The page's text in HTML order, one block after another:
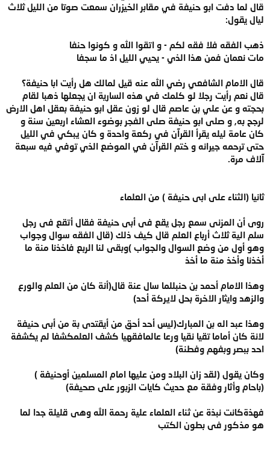
قال لما دفت ابو حنيفة في مقابر الخيزران سمعت صوتا من الليل ثلاث
ليال يقول:
ذهب الفقه فلا فقه لكم - و اتقوا الله و كونوا حنفا
مات نعمان فمن هذا الذي - يحيي الليل اذ ما سجفا
قال الامام الشافعي رضي الله عنه قيل لمالك هل رأيت ابا حنيفة؟
قال نعم رأيت رجلا لو كلمك في هذه السارية ان يجعلها ذهبا لقام
بحجته و عن علي بن عاصم قال لو زون عقل ابو حنيفة بعقل اهل الارض
لرجح به, و صلى ابو حنيفة صلى الفجر بوضوء العشاء اربعين سنة و
كان عامة ليله يقرأ القرآن في ركعة واحدة و كان يبكي في الليل
حتى ترحمه جيرانه و ختم القرآن في الموضع الذي توفي فيه سبعة
آلاف مرة.
ثانيا (الثناء على ابى حنيفة ) من العلماء
روى أن المزنى سمع رجل يقع فى أبى حنيفة فقال أتقع فى رجل
سلم الية ثلاث أرباع العلم قال كيف ذلك (قال الفقه سوال وجواب
وهو أول من وضع السوال والجواب )وبقى لنا الربع فاخذنا منة ما
أخذنا وأخذ منة ما أخذ
وهذا الامام أحمد بن حنبللما سال عنة قال(أنة كان من العلم والورع
والزهد وايثار الاخرة بحل لايركة أحد)
وهذا عبد اله بن المبارك(ليس أحد أحق من أيقتدى بة من أبى حنيفة
لانة كان أماما تقيا نقيا ورعا عالمافقهيا كشف العلمكشفا لم يكشفة
احد ببصر وبفهم وفطنة)
وكان يقول (لقد زان البلاد ومن عليها امام المسلمين أوحنيفة )
(باحام وأثار وفقة مع حديث كايات الزبور على صحيفة)
فهذةكانت نبذة عن ثناء العلماء علية رحمة الله وهى قليلة جدا لما
هو مذكور فى بطون الكتب